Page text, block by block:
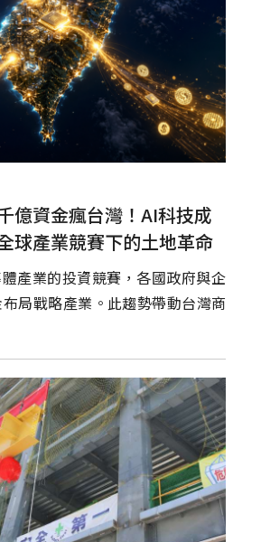
億資金瘋台灣！AI科技成
產業競賽下的土地革命
產業的投資競賽，各國政府與企
局戰略產業。此趨勢帶動台灣商